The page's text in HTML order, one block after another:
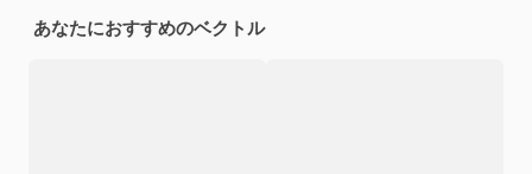
あなたにおすすめのベクトル